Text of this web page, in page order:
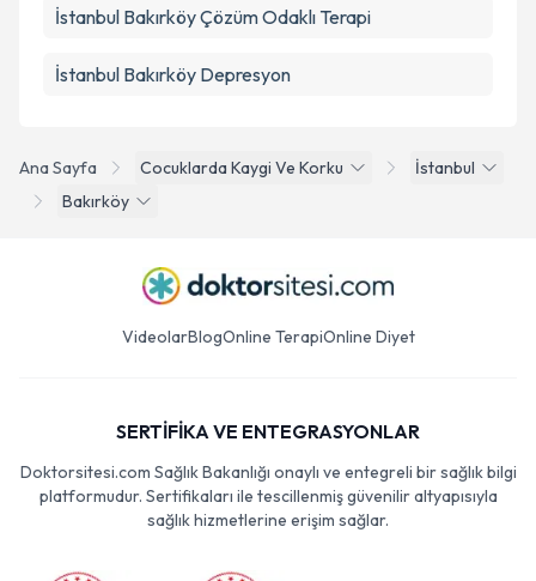
Ana Sayfa Cocuklarda Kaygi Ve Korku
İstanbul
Bakırköy
İstanbul Bakırköy Çözüm Odaklı Terapi
İstanbul Bakırköy Depresyon
VideolarBlogOnline TerapiOnline Diyet
SERTİFİKA VE ENTEGRASYONLAR
Doktorsitesi.com Sağlık Bakanlığı onaylı ve entegreli bir sağlık bilgi
platformudur. Sertifikaları ile tescillenmiş güvenilir altyapısıyla
sağlık hizmetlerine erişim sağlar.